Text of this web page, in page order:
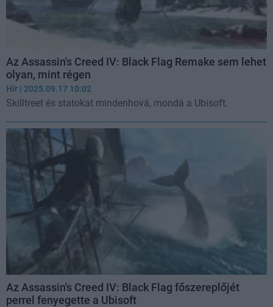
Az Assassin's Creed IV: Black Flag Remake sem lehet
olyan, mint régen
Hír | 2025.09.17 10:02
Skilltreet és statokat mindenhová, mondá a Ubisoft.
Az Assassin's Creed IV: Black Flag főszereplőjét
perrel fenyegette a Ubisoft